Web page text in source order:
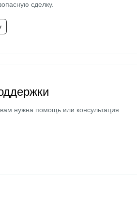
сделку.
нужна помощь или консультация